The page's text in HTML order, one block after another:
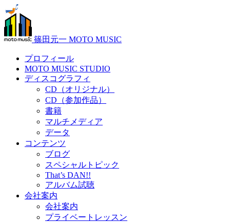
篠田元一 MOTO MUSIC
プロフィール
MOTO MUSIC STUDIO
ディスコグラフィ
CD（オリジナル）
CD（参加作品）
書籍
マルチメディア
データ
コンテンツ
ブログ
スペシャルトピック
That’s DAN!!
アルバム試聴
会社案内
会社案内
プライベートレッスン